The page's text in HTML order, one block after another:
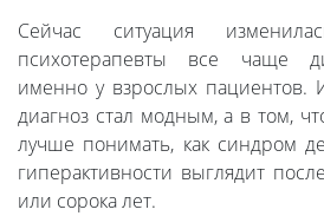
Сейчас ситуация
психотерапевты все чаще
именно у взрослых пациентов.
диагноз стал модным, а в том,
лучше понимать, как синдром
гиперактивности выглядит
или сорока лет.